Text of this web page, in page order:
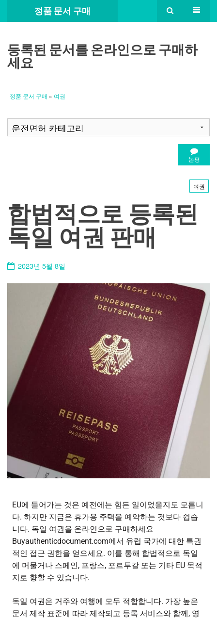
정품 문서 구매
등록된 문서를 온라인으로 구매하
세요
정품 문서 구매 » 여권
논평
여권
합법적으로 등록된
독일 여권 판매
2023년 5월 8일
EU에 들어가는 것은 예전에는 힘든 일이었을지도 모릅니
다. 하지만 지금은 휴가용 주택을 예약하는 것보다 쉽습
니다. 독일 여권을 온라인으로 구매하세요
Buyauthenticdocument.com에서 유럽 국가에 대한 특권
적인 접근 권한을 얻으세요. 이를 통해 합법적으로 독일
에 머물거나 스페인, 프랑스, 포르투갈 또는 기타 EU 목적
지로 향할 수 있습니다.
독일 여권은 거주와 여행에 모두 적합합니다. 가장 높은
문서 제작 표준에 따라 제작되고 등록 서비스와 함께, 영